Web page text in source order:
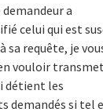
a
celui qui est
sa requête, je
vouloir
détient les
demandés si tel